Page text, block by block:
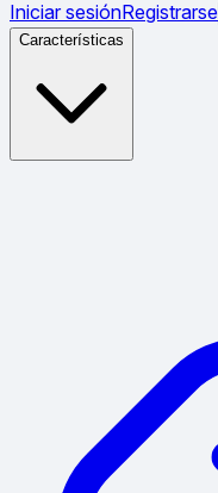
Iniciar sesiónRegistrarse
Características